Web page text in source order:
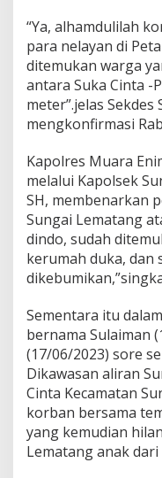
l
D
i
t
e
m
u
k
n
“Ya, alhamdulilah
para nelayan di
ditemukan warga
antara Suka Cinta -
meter”.jelas
mengkonfirmasi
Kapolres Muara
melalui Kapolsek
SH, membenarkan
Sungai Lematang
dindo, sudah
kerumah duka, dan
Sementara itu
bernama Sulaiman
(17/06/2023) sore
Dikawasan aliran
Cinta Kecamatan
korban bersama
yang kemudian
Lematang anak